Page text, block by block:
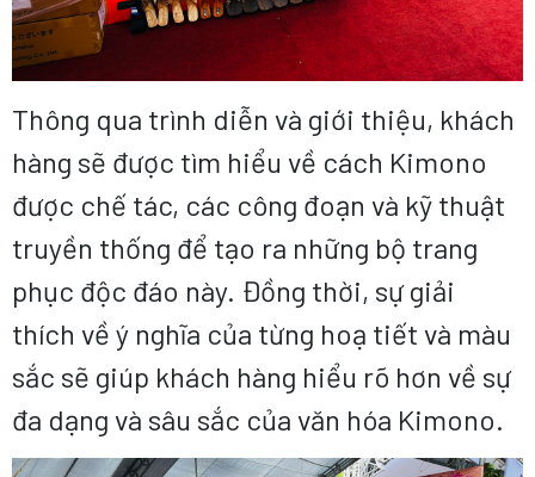
Thông qua trình diễn và giới thiệu, khách
hàng sẽ được tìm hiểu về cách Kimono
được chế tác, các công đoạn và kỹ thuật
truyền thống để tạo ra những bộ trang
phục độc đáo này. Đồng thời, sự giải
thích về ý nghĩa của từng hoạ tiết và màu
sắc sẽ giúp khách hàng hiểu rõ hơn về sự
đa dạng và sâu sắc của văn hóa Kimono.